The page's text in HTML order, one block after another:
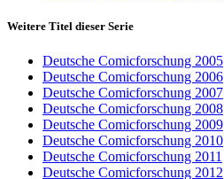
Weitere Titel dieser Serie
Deutsche Comicforschung 2005
Deutsche Comicforschung 2006
Deutsche Comicforschung 2007
Deutsche Comicforschung 2008
Deutsche Comicforschung 2009
Deutsche Comicforschung 2010
Deutsche Comicforschung 2011
Deutsche Comicforschung 2012